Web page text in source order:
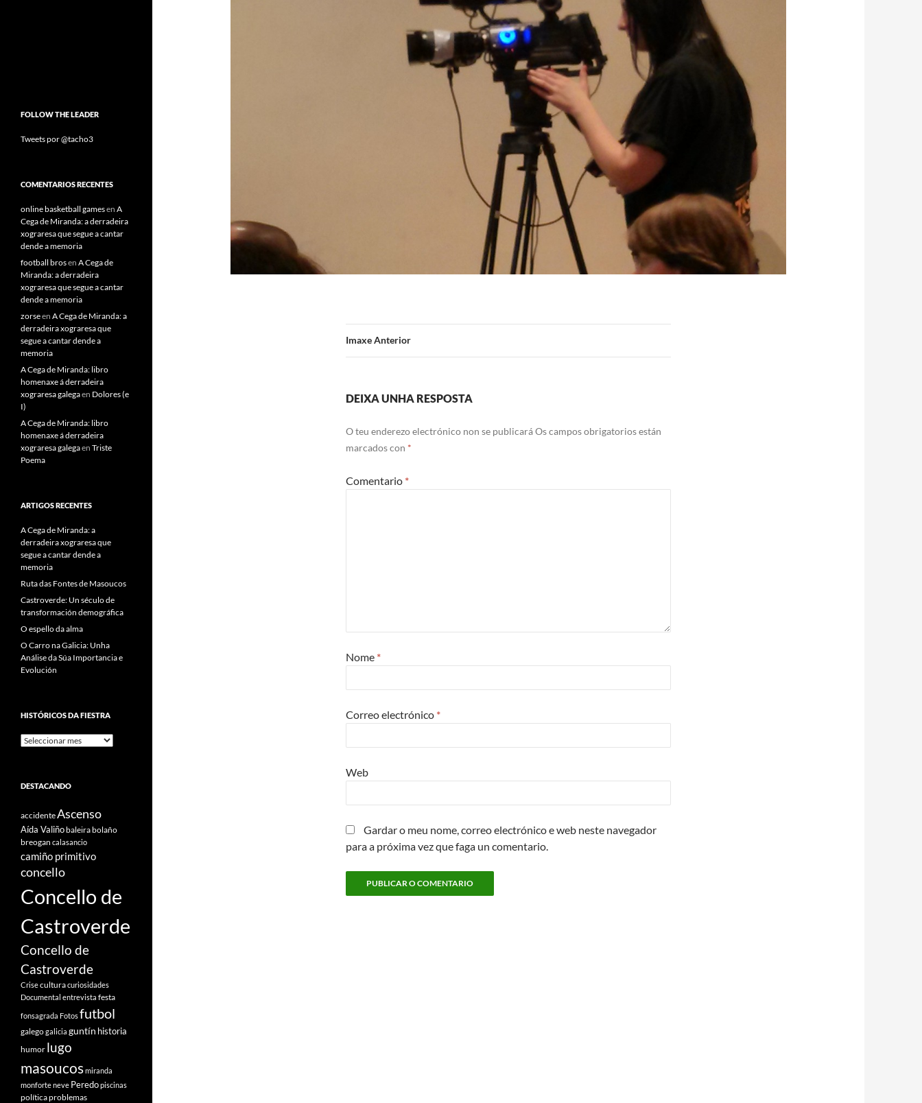
Imaxe Anterior
DEIXA UNHA RESPOSTA
O teu enderezo electrónico non se publicaráOs campos obrigatorios están
marcados con *
Comentario *
Nome *
Correo electrónico *
Web
Gardar o meu nome, correo electrónico e web neste navegador
para a próxima vez que faga un comentario.
FOLLOW THE LEADER
Tweets por @tacho3
COMENTARIOS RECENTES
online basketball gamesen A
Cega de Miranda: a derradeira
xograresa que segue a cantar
dende a memoria
football brosen A Cega de
Miranda: a derradeira
xograresa que segue a cantar
dende a memoria
zorseen A Cega de Miranda: a
derradeira xograresa que
segue a cantar dende a
memoria
A Cega de Miranda: libro
homenaxe á derradeira
xograresa galegaen Dolores (e
I)
A Cega de Miranda: libro
homenaxe á derradeira
xograresa galegaen Triste
Poema
ARTIGOS RECENTES
A Cega de Miranda: a
derradeira xograresa que
segue a cantar dende a
memoria
Ruta das Fontes de Masoucos
Castroverde: Un século de
transformación demográfica
O espello da alma
O Carro na Galicia: Unha
Análise da Súa Importancia e
Evolución
HISTÓRICOS DA FIESTRA
Históricos
DESTACANDO
accidenteAscenso
Aída Valiñobaleirabolaño
breogan calasancio
camiño primitivo
concello
Concello de
Castroverde
Concello de
Castroverde
Criseculturacuriosidades
Documental entrevista festa
fonsagrada Fotosfutbol
galegogalicia guntín historia
humor lugo
masoucosmiranda
monforteneve Peredopiscinas
políticaproblemas